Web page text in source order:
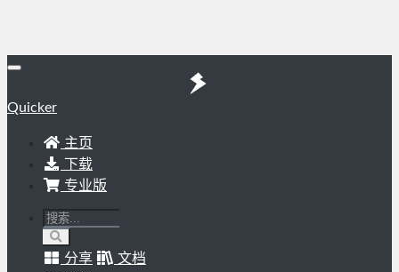
Quicker
主页
下载
专业版
分享
文档